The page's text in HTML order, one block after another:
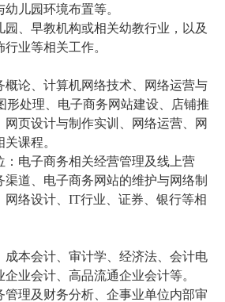
儿园环境布置等。
、早教机构或相关幼教行业，以及
业等相关工作。
概论、计算机网络技术、网络运营与
形处理、电子商务网站建设、店铺推
网页设计与制作实训、网络运营、网
课程。
：电子商务相关经营管理及线上营
道、电子商务网站的维护与网络制
网络设计、IT行业、证券、银行等相
成本会计、审计学、经济法、会计电
业会计、高品流通企业会计等。
管理及财务分析、企事业单位内部审